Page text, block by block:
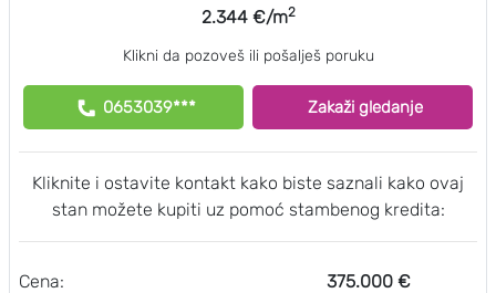
2.344 €/m2
Klikni da pozoveš ili pošalješ poruku
0653039*** Zakaži gledanje
Kliknite i ostavite kontakt kako biste saznali kako ovaj
stan možete kupiti uz pomoć stambenog kredita:
Cena:
375.000 €